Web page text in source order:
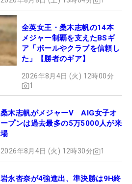
全英女王・桑木志帆の14本
メジャー制覇を支えたBSギ
ア「ボールやクラブを信頼し
た」【勝者のギア】
2026年8月4日 (火) 12時00分
1
桑木志帆がメジャーV AIG女子オ
ープンは過去最多の5万5000人が来
場
2026年8月4日 (火) 12時30分 1
岩永杏奈が4強進出、準決勝は9H終